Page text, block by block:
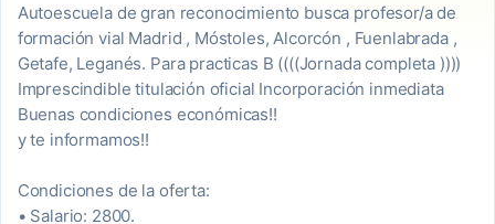
Autoescuela de gran reconocimiento busca profesor/a de
formación vial Madrid , Móstoles, Alcorcón , Fuenlabrada ,
Getafe, Leganés. Para practicas B ((((Jornada completa ))))
Imprescindible titulación oficial Incorporación inmediata
Buenas condiciones económicas!!
y te informamos!!
Condiciones de la oferta:
• Salario: 2800.